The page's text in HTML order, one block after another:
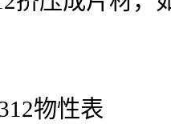
物性表